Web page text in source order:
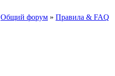
Общий форум » Правила & FAQ